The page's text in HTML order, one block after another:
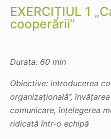
EXERCIȚIUL 1
cooperării”
Durata: 60 min
Obiective: introducerea
organizațională”,
comunicare, înțelegerea
ridicată într-o echipă